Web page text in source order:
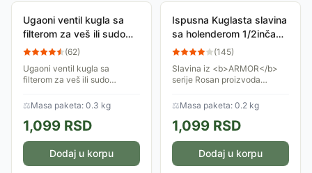
Ugaoni ventil kugla sa
filterom za veš ili sudo
mašinu Ferro Z1234KF
(62)
Ugaoni ventil kugla sa
filterom za veš ili sudo
izlazom od 3/4 inča.
⚖Masa paketa: 0.3 kg
1,099 RSD
Dodaj u korpu
Ispusna Kuglasta slavina
sa holenderom 1/2inča
A560012(145)
Slavina iz <b>ARMOR</b>
serije Rosan proizvoda
vanjsku upotrebu (u
dvorištima, baštama). Ima
holender koji usmerava
mlaz...
⚖Masa paketa: 0.2 kg
1,099 RSD
Dodaj u korpu